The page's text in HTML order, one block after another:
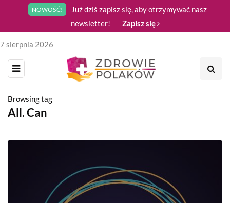
NOWOŚĆ!
Już dziś zapisz się, aby otrzymywać nasz
newsletter!
Zapisz się
7 sierpnia 2026
Browsing tag
All. Can